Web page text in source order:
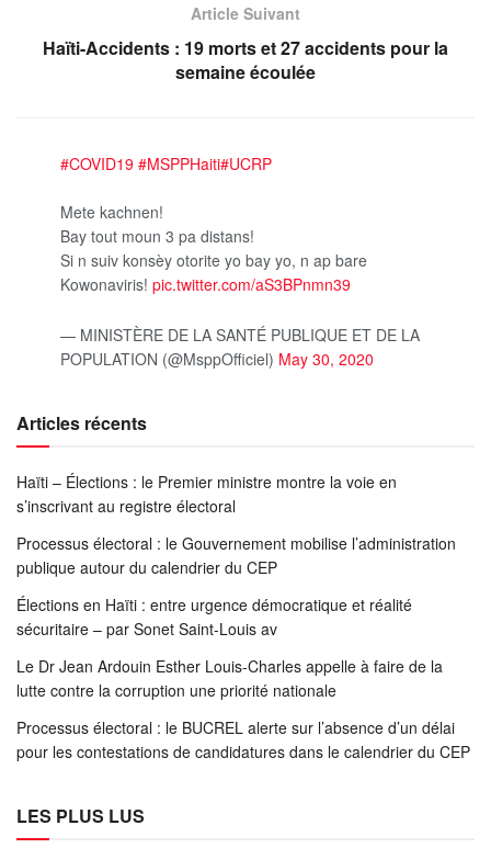
Article Suivant
Haïti-Accidents : 19 morts et 27 accidents pour la
semaine écoulée
#COVID19 #MSPPHaiti#UCRP
Mete kachnen!
Bay tout moun 3 pa distans!
Si n suiv konsèy otorite yo bay yo, n ap bare
Kowonaviris! pic.twitter.com/aS3BPnmn39
— MINISTÈRE DE LA SANTÉ PUBLIQUE ET DE LA
POPULATION (@MsppOfficiel) May 30, 2020
Articles récents
Haïti – Élections : le Premier ministre montre la voie en
s’inscrivant au registre électoral
Processus électoral : le Gouvernement mobilise l’administration
publique autour du calendrier du CEP
Élections en Haïti : entre urgence démocratique et réalité
sécuritaire – par Sonet Saint-Louis av
Le Dr Jean Ardouin Esther Louis-Charles appelle à faire de la
lutte contre la corruption une priorité nationale
Processus électoral : le BUCREL alerte sur l’absence d’un délai
pour les contestations de candidatures dans le calendrier du CEP
LES PLUS LUS